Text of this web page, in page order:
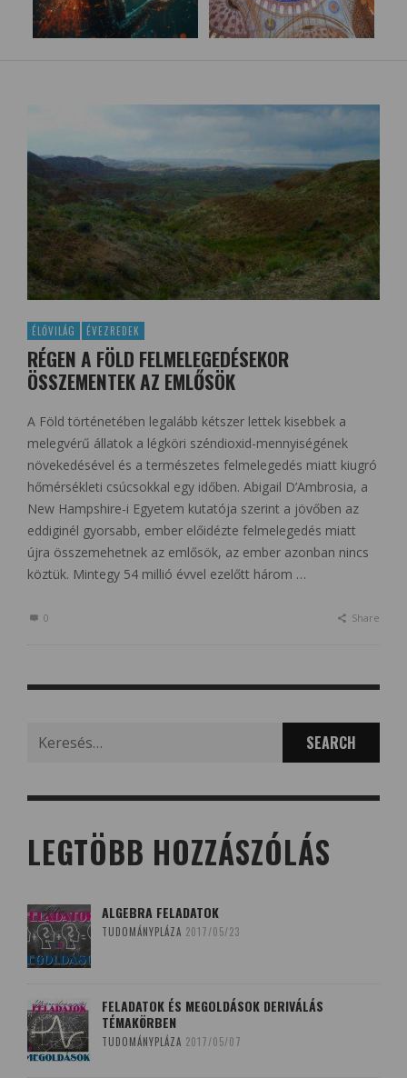
ÉLŐVILÁG ÉVEZREDEK
RÉGEN A FÖLD FELMELEGEDÉSEKOR
ÖSSZEMENTEK AZ EMLŐSÖK
A Föld történetében legalább kétszer lettek kisebbek a
melegvérű állatok a légköri széndioxid-mennyiségének
növekedésével és a természetes felmelegedés miatt kiugró
hőmérsékleti csúcsokkal egy időben. Abigail D’Ambrosia, a
New Hampshire-i Egyetem kutatója szerint a jövőben az
eddiginél gyorsabb, ember előidézte felmelegedés miatt
újra összemehetnek az emlősök, az ember azonban nincs
köztük. Mintegy 54 millió évvel ezelőtt három …
0 Share
LEGTÖBB HOZZÁSZÓLÁS
ALGEBRA FELADATOK
TUDOMÁNYPLÁZA 2017/05/23
FELADATOK ÉS MEGOLDÁSOK DERIVÁLÁS
TÉMAKÖRBEN
TUDOMÁNYPLÁZA 2017/05/07